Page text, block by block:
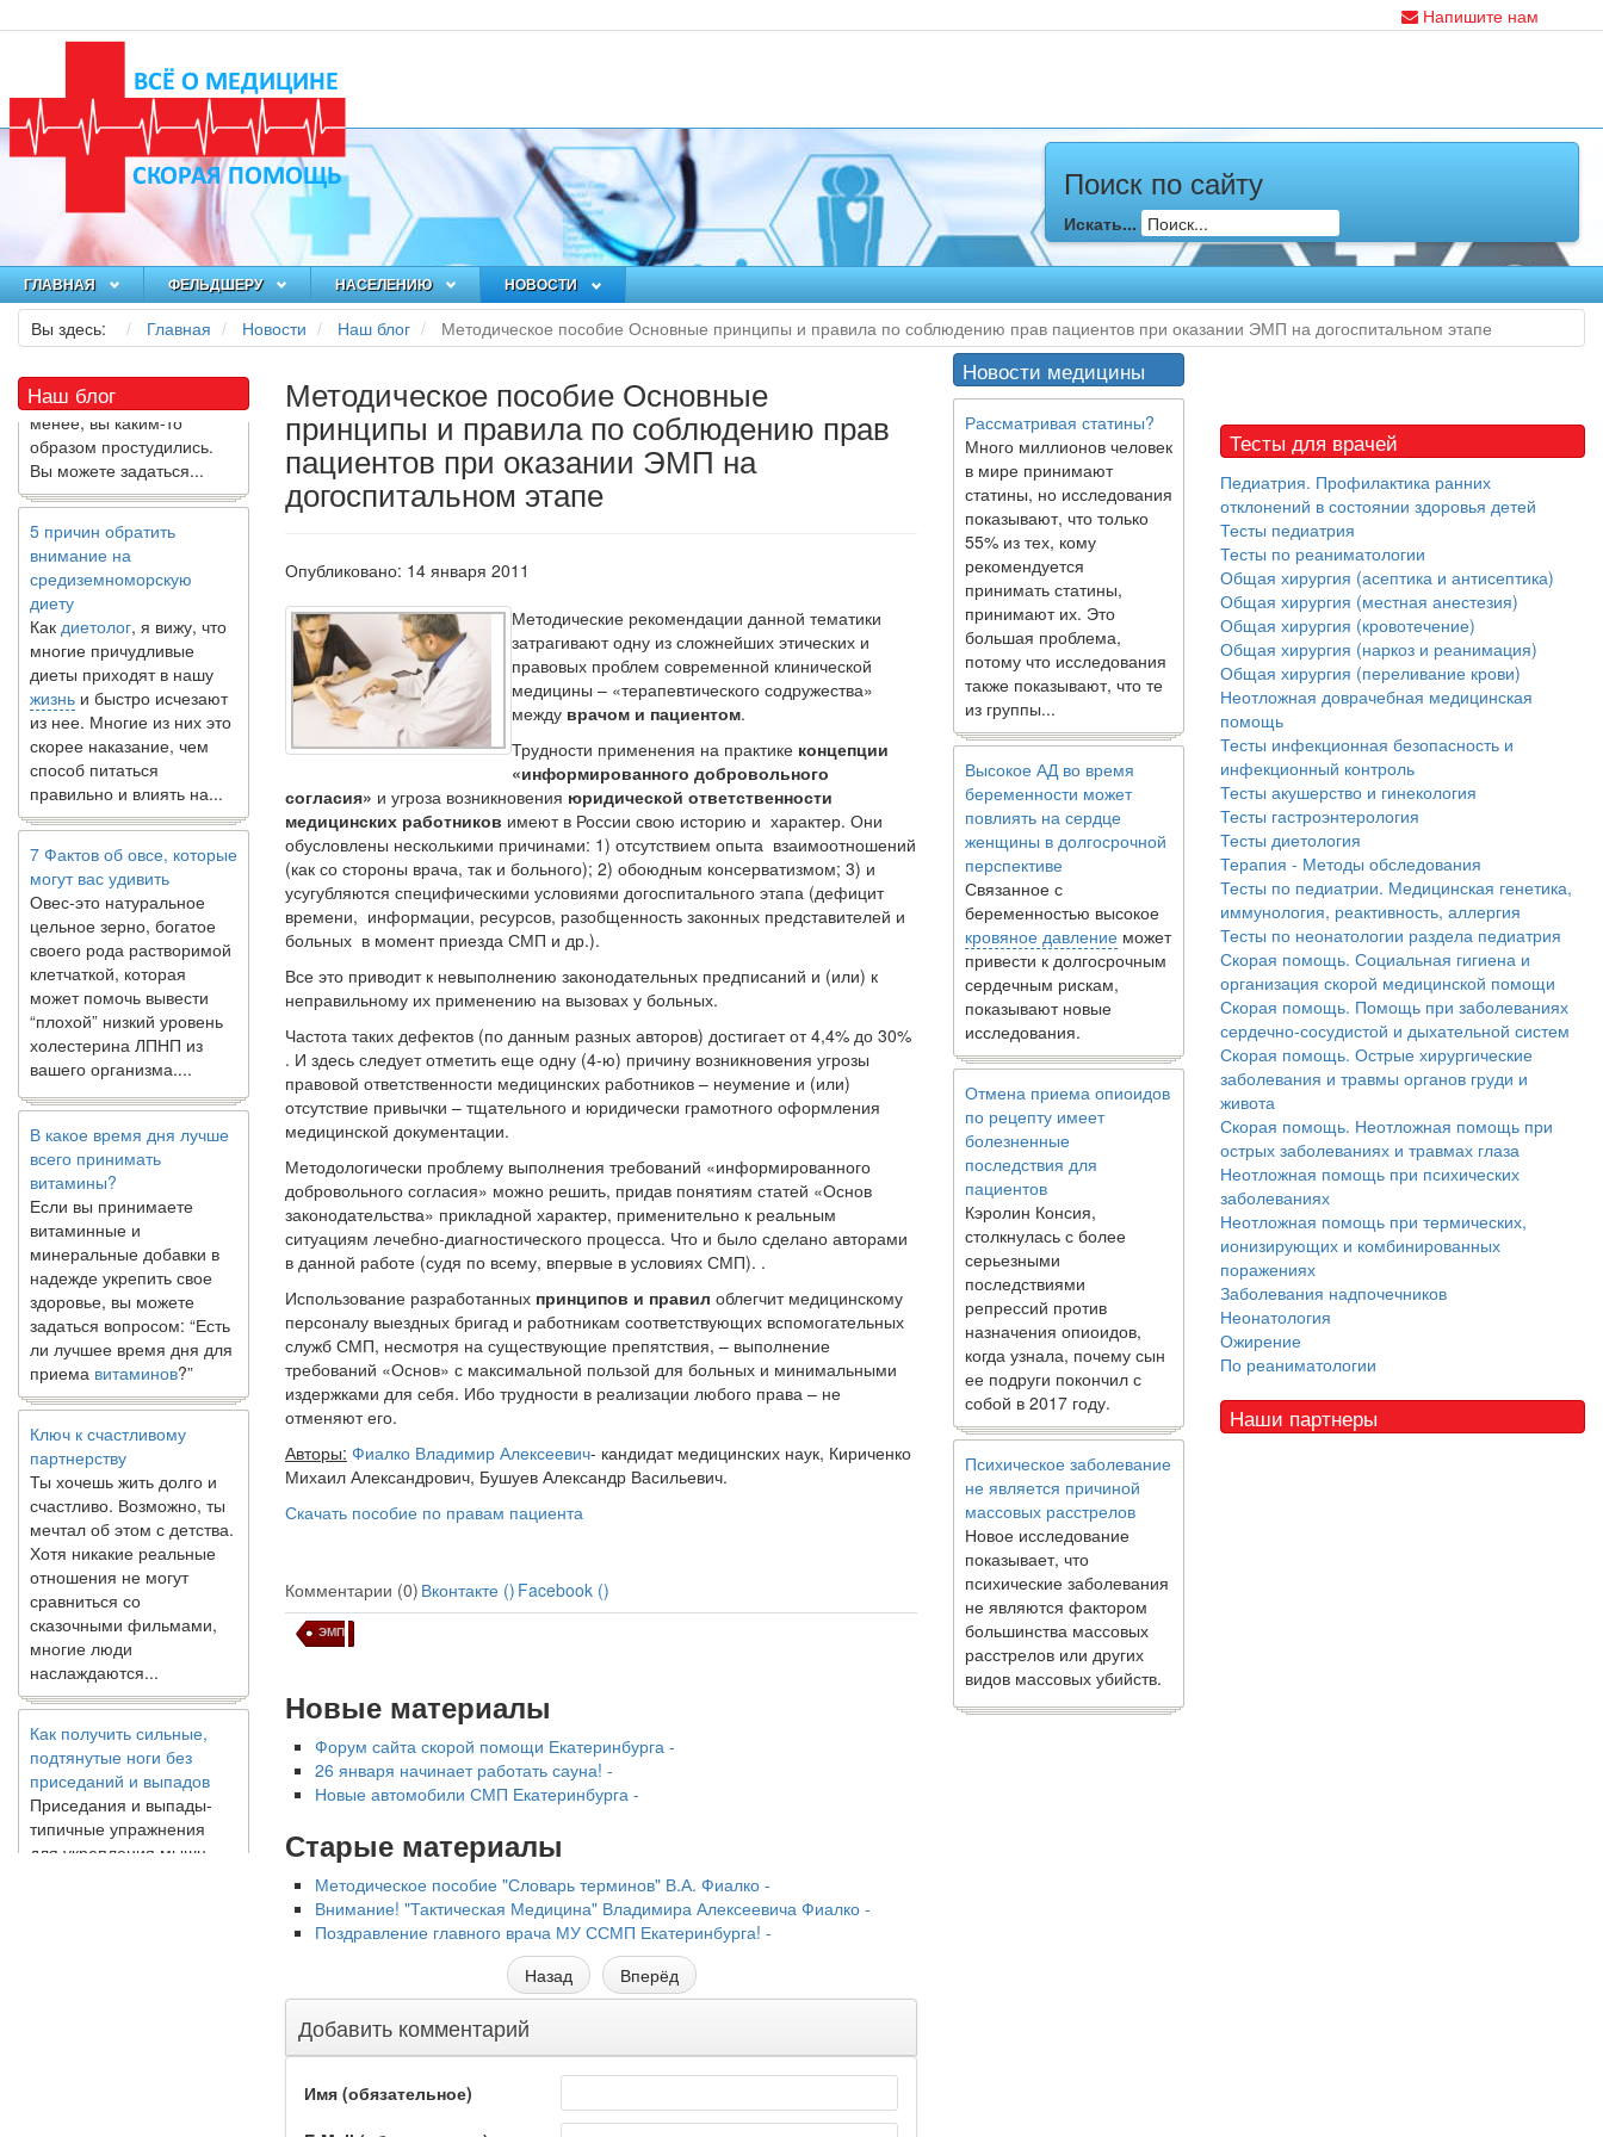
Напишите нам
Поиск по сайту
Искать...
ГЛАВНАЯ ФЕЛЬДШЕРУ НАСЕЛЕНИЮ НОВОСТИ
Вы здесь: Главная Новости Наш блог Методическое пособие Основные принципы и правила по соблюдению прав пациентов при оказании ЭМП на догоспитальном этапе
Наш блог
Как я заболел во время
локдауна?
Это странная ситуация:
вы соблюдали все меры
предосторожности
COVID-19 (вы почти все
время дома), но, тем не
менее, вы каким-то
образом простудились.
Вы можете задаться...
5 причин обратить
внимание на
средиземноморскую
диету
Какдиетолог
многие причудливые
диеты приходят в нашу
жизньи быстро исчезают
из нее. Многие из них это
скорее наказание, чем
способ питаться
правильно и влиять на...
7 Фактов об овсе, которые
могут вас удивить
Овес-это натуральное
цельное зерно, богатое
своего рода растворимой
клетчаткой, которая
может помочь вывести
“плохой” низкий уровень
холестерина ЛПНП из
вашего организма....
В какое время дня лучше
всего принимать
витамины?
Если вы принимаете
витаминные и
минеральные добавки в
надежде укрепить свое
здоровье, вы можете
задаться вопросом: “Есть
ли лучшее время дня для
приемавитаминов?”
Ключ к счастливому
партнерству
Ты хочешь жить долго и
счастливо. Возможно, ты
мечтал об этом с детства.
Хотя никакие реальные
отношения не могут
сравниться со
сказочными фильмами,
многие люди
наслаждаются...
Как получить сильные,
подтянутые ноги без
приседаний и выпадов
Приседания и выпады-
типичные упражнения
для укрепления мышц
нижней части тела. Хотя
Методическое пособие Основные
принципы и правила по соблюдению прав
пациентов при оказании ЭМП на
догоспитальном этапе
Опубликовано: 14 января 2011
Методические рекомендации данной тематики
затрагивают одну из сложнейших этических и
правовых проблем современной клинической
медицины – «терапевтического содружества»
между врачом и пациентом.
Трудности применения на практике концепции
«информированного добровольного
согласия» и угроза возникновения юридической ответственности
медицинских работников имеют в России свою историю и характер. Они
обусловлены несколькими причинами: 1) отсутствием опыта взаимоотношений
(как со стороны врача, так и больного); 2) обоюдным консерватизмом; 3) и
усугубляются специфическими условиями догоспитального этапа (дефицит
времени, информации, ресурсов, разобщенность законных представителей и
больных в момент приезда СМП и др.).
Все это приводит к невыполнению законодательных предписаний и (или) к
неправильному их применению на вызовах у больных.
Частота таких дефектов (по данным разных авторов) достигает от 4,4% до 30%
. И здесь следует отметить еще одну (4-ю) причину возникновения угрозы
правовой ответственности медицинских работников – неумение и (или)
отсутствие привычки – тщательного и юридически грамотного оформления
медицинской документации.
Методологически проблему выполнения требований «информированного
добровольного согласия» можно решить, придав понятиям статей «Основ
законодательства» прикладной характер, применительно к реальным
ситуациям лечебно-диагностического процесса. Что и было сделано авторами
в данной работе (судя по всему, впервые в условиях СМП). .
Использование разработанных принципов и правил облегчит медицинскому
персоналу выездных бригад и работникам соответствующих вспомогательных
служб СМП, несмотря на существующие препятствия, – выполнение
требований «Основ» с максимальной пользой для больных и минимальными
издержками для себя. Ибо трудности в реализации любого права – не
отменяют его.
Авторы: Фиалко Владимир Алексеевич- кандидат медицинских наук, Кириченко
Михаил Александрович, Бушуев Александр Васильевич.
Скачать пособие по правам пациента
Комментарии (0) Вконтакте () Facebook ()
ЭМП
Новые материалы
Форум сайта скорой помощи Екатеринбурга -
26 января начинает работать сауна! -
Новые автомобили СМП Екатеринбурга -
Старые материалы
Методическое пособие "Словарь терминов" В.А. Фиалко -
Внимание! "Тактическая Медицина" Владимира Алексеевича Фиалко -
Поздравление главного врача МУ ССМП Екатеринбурга! -
Назад
Вперёд
Добавить комментарий
Имя (обязательное)
Новости медицины
Рассматривая статины?
Много миллионов человек
в мире принимают
статины, но исследования
показывают, что только
55% из тех, кому
рекомендуется
принимать статины,
принимают их. Это
большая проблема,
потому что исследования
также показывают, что те
из группы...
Высокое АД во время
беременности может
повлиять на сердце
женщины в долгосрочной
перспективе
Связанное с
беременностью высокое
кровяное давление может
привести к долгосрочным
сердечным рискам,
показывают новые
исследования.
Отмена приема опиоидов
по рецепту имеет
болезненные
последствия для
пациентов
Кэролин Консия,
столкнулась с более
серьезными
последствиями
репрессий против
назначения опиоидов,
когда узнала, почему сын
ее подруги покончил с
собой в 2017 году.
Психическое заболевание
не является причиной
массовых расстрелов
Новое исследование
показывает, что
психические заболевания
не являются фактором
большинства массовых
расстрелов или других
видов массовых убийств.
Тесты для врачей
Педиатрия. Профилактика ранних
отклонений в состоянии здоровья детей
Тесты педиатрия
Тесты по реаниматологии
Общая хирургия (асептика и антисептика)
Общая хирургия (местная анестезия)
Общая хирургия (кровотечение)
Общая хирургия (наркоз и реанимация)
Общая хирургия (переливание крови)
Неотложная доврачебная медицинская
помощь
Тесты инфекционная безопасность и
инфекционный контроль
Тесты акушерство и гинекология
Тесты гастроэнтерология
Тесты диетология
Терапия - Методы обследования
Тесты по педиатрии. Медицинская генетика,
иммунология, реактивность, аллергия
Тесты по неонатологии раздела педиатрия
Скорая помощь. Социальная гигиена и
организация скорой медицинской помощи
Скорая помощь. Помощь при заболеваниях
сердечно-сосудистой и дыхательной систем
Скорая помощь. Острые хирургические
заболевания и травмы органов груди и
живота
Скорая помощь. Неотложная помощь при
острых заболеваниях и травмах глаза
Неотложная помощь при психических
заболеваниях
Неотложная помощь при термических,
ионизирующих и комбинированных
поражениях
Заболевания надпочечников
Неонатология
Ожирение
По реаниматологии
Наши партнеры